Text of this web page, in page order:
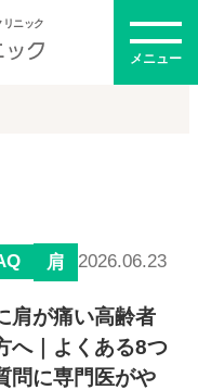
ニック
メニュー
は
肩 2026.06.23
肩が痛い高齢者
へ｜よくある8つ
問に専門医がや